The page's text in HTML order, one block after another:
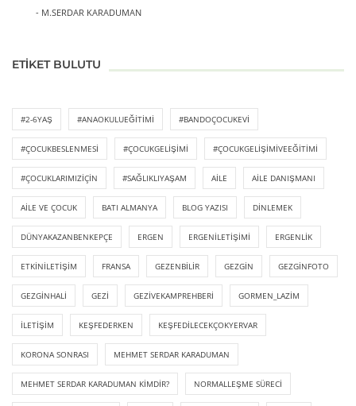
- M.SERDAR KARADUMAN
ETIKET BULUTU
#2-6YAŞ #ANAOKULUEĞITIMI #BANDOÇOCUKEVI
#ÇOCUKBESLENMESI #ÇOCUKGELIŞIMI #ÇOCUKGELIŞIMIVEEĞITIMI
#ÇOCUKLARIMIZIÇIN #SAĞLIKLIYAŞAM AILE AILE DANIŞMANI
AILE VE ÇOCUK BATI ALMANYA BLOG YAZISI DINLEMEK
DÜNYAKAZANBENKEPÇE ERGEN ERGENILETIŞIMI ERGENLIK
ETKINILETIŞIM FRANSA GEZENBILIR GEZGIN GEZGINFOTO
GEZGINHALI GEZI GEZIVEKAMPREHBERI GORMEN_LAZIM
ILETIŞIM KEŞFEDERKEN KEŞFEDILECEKÇOKYERVAR
KORONA SONRASI MEHMET SERDAR KARADUMAN
MEHMET SERDAR KARADUMAN KIMDIR? NORMALLEŞME SÜRECI